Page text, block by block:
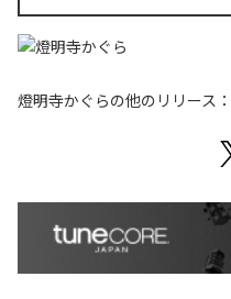
燈明寺かぐらの他のリリース：